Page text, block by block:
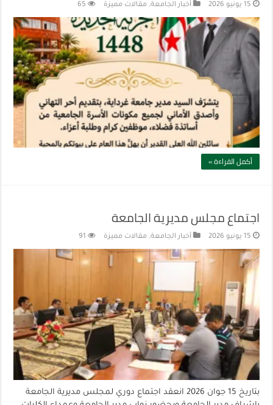
15 يونيو 2026 أخبار الجامعة, مقالات مميزة 65
أكمل القراءة »
اجتماع مجلس مديرية الجامعة
15 يونيو 2026 أخبار الجامعة, مقالات مميزة 91
بتاريخ 15 جوان 2026 انعقد اجتماع دوري لمجلس مديرية الجامعة